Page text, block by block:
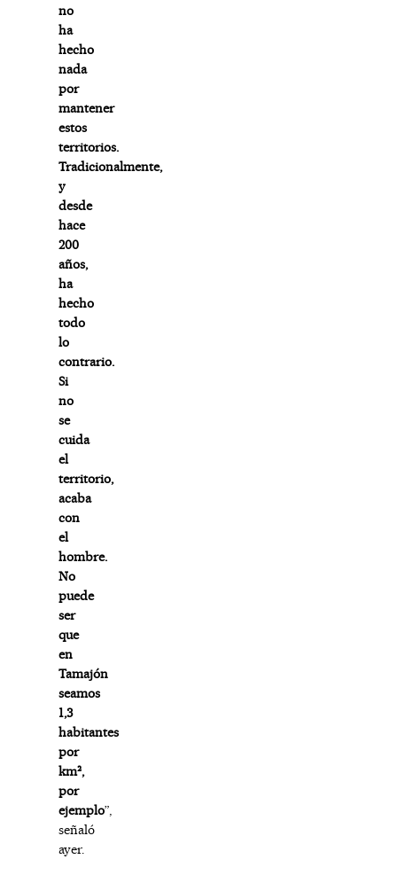
no
ha
hecho
nada
por
mantener
estos
territorios.
Tradicionalmente,
y
desde
hace
200
años,
ha
hecho
todo
lo
contrario.
Si
no
se
cuida
el
territorio,
acaba
con
el
hombre.
No
puede
ser
que
en
Tamajón
seamos
1,3
habitantes
por
km²,
por
ejemplo”,
señaló
ayer.